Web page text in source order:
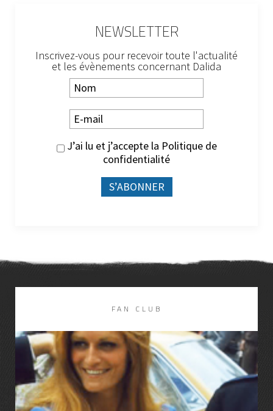
NEWSLETTER
Inscrivez-vous pour recevoir toute l'actualité
et les évènements concernant Dalida
J’ai lu et j’accepte la Politique de
confidentialité
FAN CLUB